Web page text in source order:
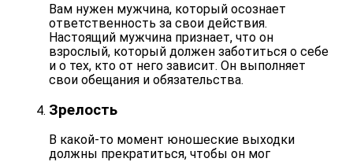
Вам нужен мужчина, который осознает
ответственность за свои действия.
Настоящий мужчина признает, что он
взрослый, который должен заботиться о себе
и о тех, кто от него зависит. Он выполняет
своиобещания и обязательства.
Зрелость
В какой-то момент юношеские выходки
должны прекратиться, чтобы он мог